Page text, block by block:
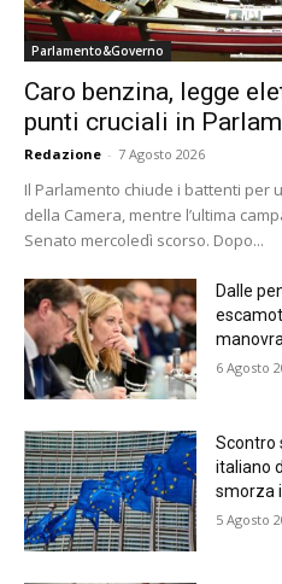
Parlamento&Governo
Caro benzina, legge
punti cruciali in
Redazione - 7 Agosto 2026
Il Parlamento chiude i battenti per
della Camera, mentre l’ultima
Senato mercoledì scorso. Dopo...
Dalle
6 Agosto
Scontro
italiano
smorza
5 Agosto